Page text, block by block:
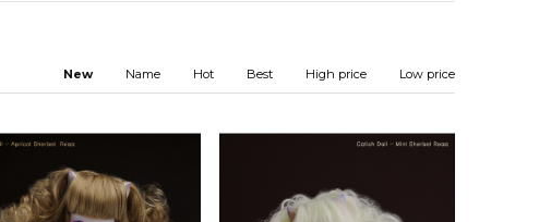
New Name Hot Best High price Low price